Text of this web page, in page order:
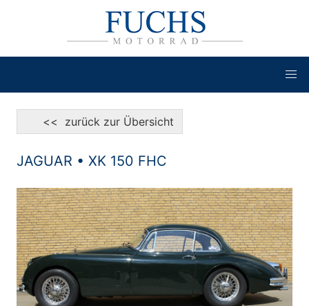
<< zurück zur Übersicht
JAGUAR • XK 150 FHC